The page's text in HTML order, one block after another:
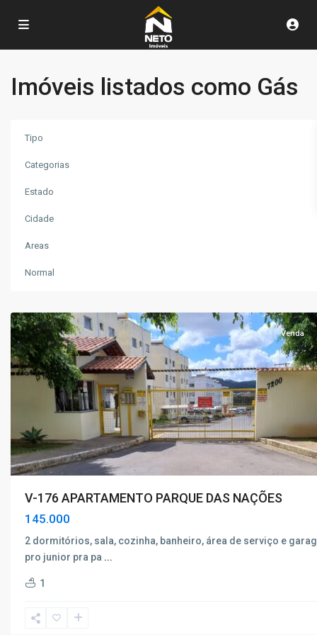
Imóveis listados como Gás
Tipo
Categorias
Estado
Cidade
Areas
Normal
Parque
Nações
Venda
V-176 APARTAMENTO PARQUE DAS NAÇÕES
145.000
2 dormitórios, sala, cozinha, banheiro, área de serviço e
pro junior pra pa ...
1